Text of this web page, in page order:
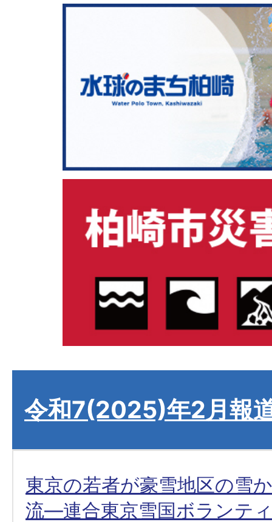
令和7(2025)年2月報
東京の若者が豪雪地区の雪
流―連合東京雪国ボランテ